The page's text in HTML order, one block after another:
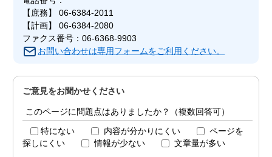
【庶務】 06-6384-2011
【計画】 06-6384-2080
ファクス番号：06-6368-9903
お問い合わせは専用フォームをご利用ください。
ご意見をお聞かせください
このページに問題点はありましたか？（複数回答可）
特にない 内容が分かりにくい
ページを
探しにくい
情報が少ない 文章量が多い